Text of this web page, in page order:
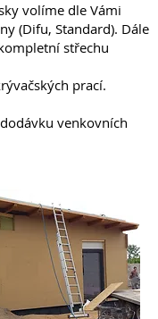
volíme dle Vámi
(Difu, Standard). Dále
střechu
prací.
venkovních